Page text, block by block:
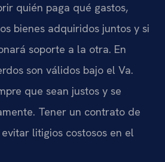
quién paga qué gastos,
bienes adquiridos juntos y si
soporte a la otra. En
son válidos bajo el Va.
que sean justos y se
Tener un contrato de
litigios costosos en el